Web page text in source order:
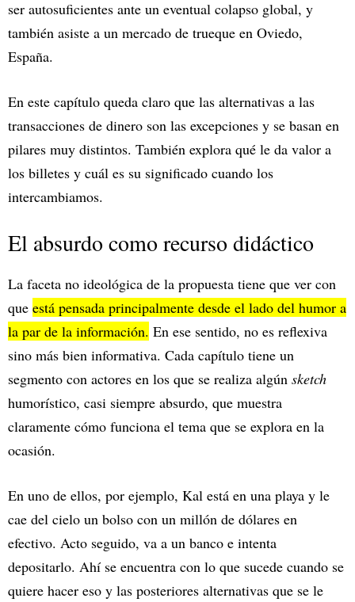
ser autosuficientes ante un eventual colapso global, y
también asiste a un mercado de trueque en Oviedo,
España.
En este capítulo queda claro que las alternativas a las
transacciones de dinero son las excepciones y se basan en
pilares muy distintos. También explora qué le da valor a
los billetes y cuál es su significado cuando los
intercambiamos.
El absurdo como recurso didáctico
La faceta no ideológica de la propuesta tiene que ver con
que está pensada principalmente desde el lado del humor a
la par de la información. En ese sentido, no es reflexiva
sino más bien informativa. Cada capítulo tiene un
segmento con actores en los que se realiza algún sketch
humorístico, casi siempre absurdo, que muestra
claramente cómo funciona el tema que se explora en la
ocasión.
En uno de ellos, por ejemplo, Kal está en una playa y le
cae del cielo un bolso con un millón de dólares en
efectivo. Acto seguido, va a un banco e intenta
depositarlo. Ahí se encuentra con lo que sucede cuando se
quiere hacer eso y las posteriores alternativas que se le